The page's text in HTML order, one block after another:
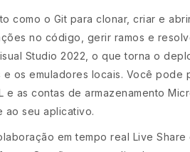
como o Git para clonar, criar e
no código, gerir ramos e
Studio 2022, o que torna o
os emuladores locais. Você pode
as contas de armazenamento
ao seu aplicativo.
em tempo real Live